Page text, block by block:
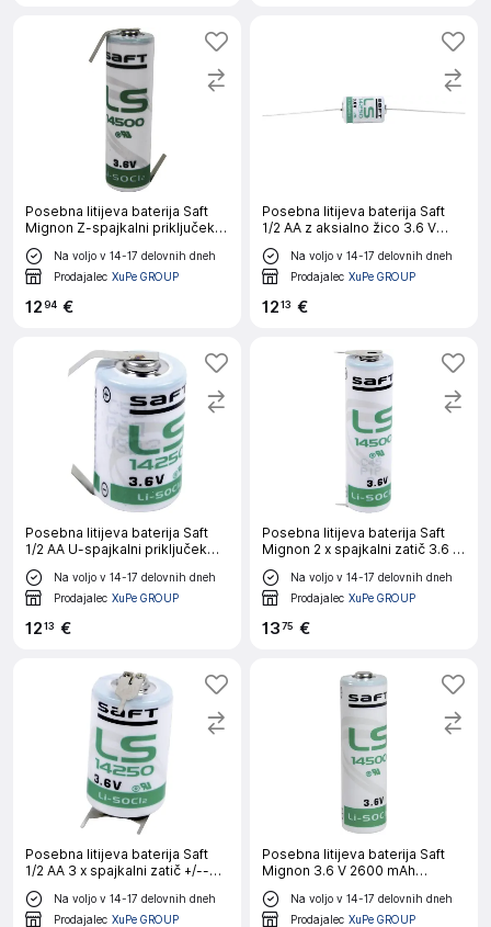
Posebna litijeva baterija Saft
Mignon Z-spajkalni priključek
3.6 V 2600 mAh Mignon (AA) (Ø
x V) 14.5 mm x 50.5 mm
Na voljo v 14-17 delovnih dneh
Prodajalec XuPe GROUP
1294 €
Posebna litijeva baterija Saft
1/2 AA z aksialno žico 3.6 V
1200 mAh 1/2 AA (Ø x V) 15 mm
x 25 mmNa voljo v 14-17 delovnih dneh
Prodajalec XuPe GROUP
1213 €
Posebna litijeva baterija Saft
1/2 AA U-spajkalni priključek
3.6 V 1200 mAh 1/2 AA (Ø x V)
15 mm x 25 mm
Na voljo v 14-17 delovnih dneh
Prodajalec XuPe GROUP
1213 €
Posebna litijeva baterija Saft
Mignon 2 x spajkalni zatič 3.6 V
2600 mAh Mignon (AA) (Ø x V)
14.5 mm x 50 mm
Na voljo v 14-17 delovnih dneh
Prodajalec XuPe GROUP
1375 €
Posebna litijeva baterija Saft
1/2 AA 3 x spajkalni zatič +/--
3.6 V 1200 mAh 1/2 AA (Ø x V)
15 mm x 25 mm
Na voljo v 14-17 delovnih dneh
Prodajalec XuPe GROUP
Posebna litijeva baterija Saft
Mignon 3.6 V 2600 mAh
Mignon (AA) (Ø x V) 14.5 mm x
50 mmNa voljo v 14-17 delovnih dneh
Prodajalec XuPe GROUP